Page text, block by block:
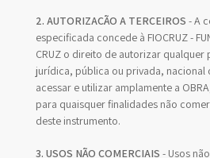
2. AUTORIZAÇÃO A TERCEIROS - A
especificada concede à FIOCRUZ -
CRUZ o direito de autorizar qualquer
jurídica, pública ou privada, nacional
acessar e utilizar amplamente a
para quaisquer finalidades não
deste instrumento.
3. USOS NÃO COMERCIAIS - Usos